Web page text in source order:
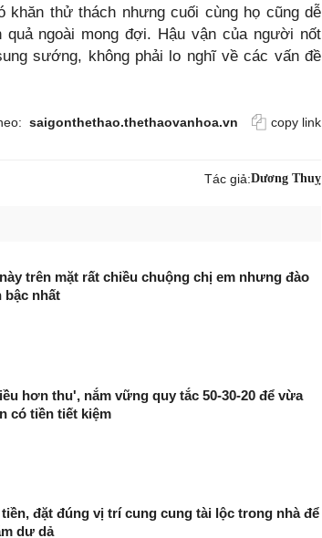
thử thách nhưng cuối cùng họ cũng dễ
ngoài mong đợi. Hậu vận của người nốt
sướng, không phải lo nghĩ về các vấn đề
saigonthethao.thethaovanhoa.vn copy link
Tác giả:Dương Thuỵ
trên mặt rất chiều chuộng chị em nhưng đào
bậc nhất
hơn thu', nắm vững quy tắc 50-30-20 để vừa
có tiền tiết kiệm
đặt đúng vị trí cung cung tài lộc trong nhà để
dư dả